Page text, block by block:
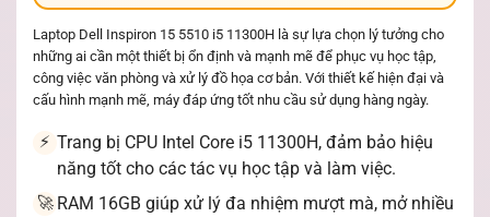
Laptop Dell Inspiron 15 5510 i5 11300H là sự lựa chọn lý tưởng cho
những ai cần một thiết bị ổn định và mạnh mẽ để phục vụ học tập,
công việc văn phòng và xử lý đồ họa cơ bản. Với thiết kế hiện đại và
cấu hình mạnh mẽ, máy đáp ứng tốt nhu cầu sử dụng hàng ngày.
⚡ Trang bị CPU Intel Core i5 11300H, đảm bảo hiệu
năng tốt cho các tác vụ học tập và làm việc.
🚀 RAM 16GB giúp xử lý đa nhiệm mượt mà, mở nhiều